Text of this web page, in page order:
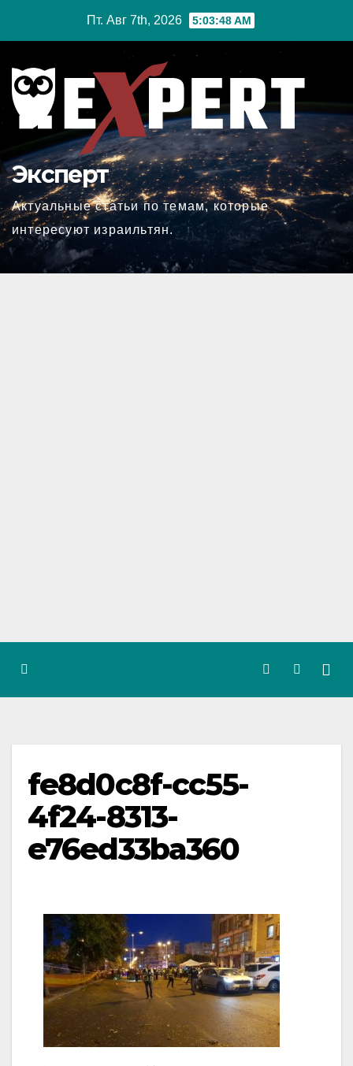
Пт. Авг 7th, 2026 5:03:48 AM
Эксперт
Актуальные статьи по темам, которые
интересуют израильтян.
fe8d0c8f-cc55-
4f24-8313-
e76ed33ba360